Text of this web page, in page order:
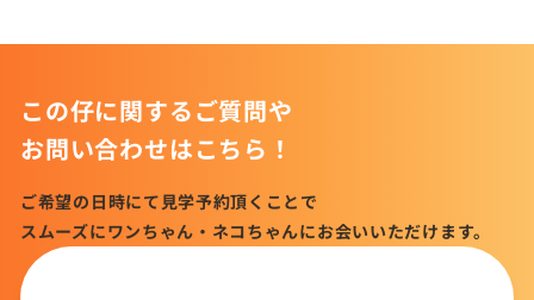
この仔に関するご質問や
お問い合わせはこちら！
ご希望の日時にて見学予約頂くことで
スムーズにワンちゃん・ネコちゃんにお会いいただけます。